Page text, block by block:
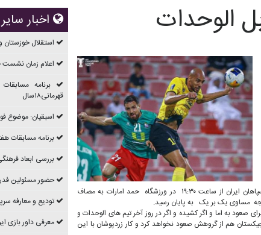
الوحدات
به گزارش روابط عمومی سازمان لیگ فوتبال ایران، تیم فوتبال سپاهان ایران از ساعت ۱۹:۳۰ در ورزشگاه حمد امارات به مصاف
مساوی یک بر یک به پایان رسید.
صعود به اما و اگر کشیده و اگر در روز آخر تیم های الوحدات و
هم از گروهش صعود نخواهد کرد و کار زردپوشان با این
اخبار
استقلال خوزستان
اعلام زمان نشست
برنامه
قهرمانی۱۸سال
اسبقیان: موضوع
برنامه مسابقات
بررسی ابعاد
حضور مسئولین
تودیع و معارفه
معرفی داور بازی